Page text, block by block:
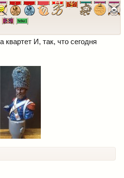
И, так, что сегодня